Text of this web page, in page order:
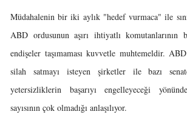
Müdahalenin bir iki aylık "hedef vurmaca" ile
ABD ordusunun aşırı ihtiyatlı
endişeler taşımaması kuvvetle muhtemeldir.
silah satmayı isteyen şirketler ile bazı
yetersizliklerin başarıyı engelleyeceği
sayısının çok olmadığı anlaşılıyor.